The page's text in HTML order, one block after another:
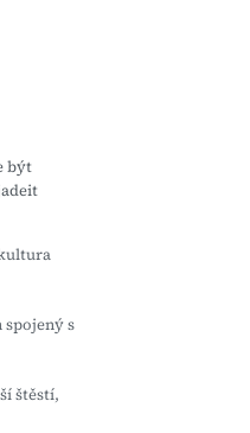
být
spojený s
štěstí,